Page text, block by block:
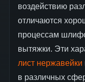
воздействию
отличаются
процессам
вытяжки. Эти
лист нержавейки
в различных